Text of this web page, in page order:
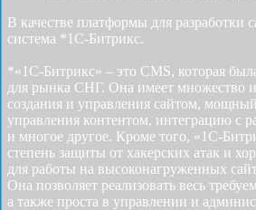
В качестве платформы для разработки
система *1С-Битрикс.
*«1С-Битрикс» – это CMS, которая
для рынка СНГ. Она имеет множество
создания и управления сайтом,
управления контентом, интеграцию с
и многое другое. Кроме того, «1С-
степень защиты от хакерских атак и
для работы на высоконагруженных
Она позволяет реализовать весь
а также проста в управлении и